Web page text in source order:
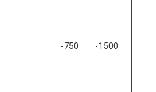
-750 -1500